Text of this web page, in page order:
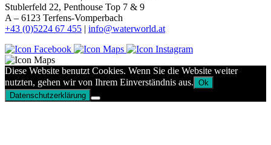
Stublerfeld 22, Penthouse Top 7 & 9
A – 6123 Terfens-Vomperbach
+43 (0)5224 67 455 | info@waterworld.at
Diese Website benutzt Cookies. Wenn Sie die Website weiter
nutzten, gehen wir von Ihrem Einverständnis aus. Ok
Datenschutzerklärung